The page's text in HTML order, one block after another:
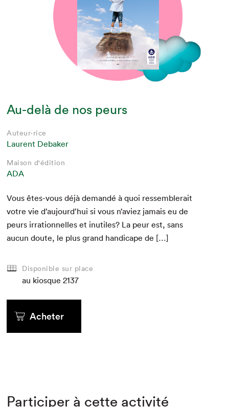
Au-delà de nos peurs
Auteur·rice
Laurent Debaker
Maison d'édition
ADA
Vous êtes-vous déjà demandé à quoi ressem­blerait
votre vie d’aujourd’hui si vous n’aviez jamais eu de
peurs irra­tionnelles et inutiles? La peur est, sans
aucun doute, le plus grand hand­i­cape de […]
Disponible sur place
au kiosque 2137
Acheter
Participer à cette activité